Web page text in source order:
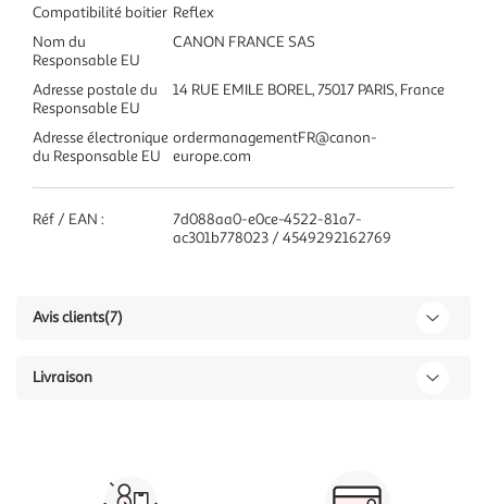
Compatibilité boitier Reflex
Nom du
Responsable EU
CANON FRANCE SAS
Adresse postale du
Responsable EU
14 RUE EMILE BOREL, 75017 PARIS, France
Adresse électronique
du Responsable EU
ordermanagementFR@canon-
europe.com
Réf / EAN :
7d088aa0-e0ce-4522-81a7-
ac301b778023 / 4549292162769
Avis clients(7)
Livraison